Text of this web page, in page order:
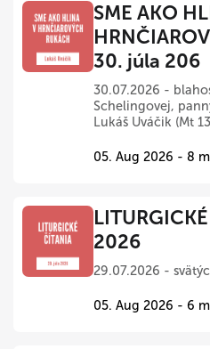
SME AKO
30. júla 206
30.07.2026 -
Schelingovej,
Lukáš Uváčik (Mt
05. Aug 2026 - 8
2026
29.07.2026 -
05. Aug 2026 - 6